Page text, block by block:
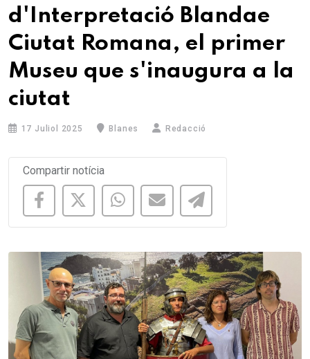
d'Interpretació Blandae
Ciutat Romana, el primer
Museu que s'inaugura a la
ciutat
17 Juliol 2025 Blanes Redacció
Compartir notícia